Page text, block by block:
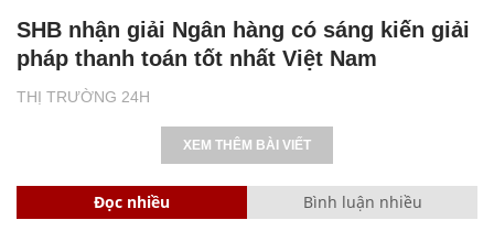
THỊ TRƯỜNG 24H
SHB nhận giải Ngân hàng có sáng kiến giải
pháp thanh toán tốt nhất Việt Nam
XEM THÊM BÀI VIẾT
Đọc nhiều Bình luận nhiều